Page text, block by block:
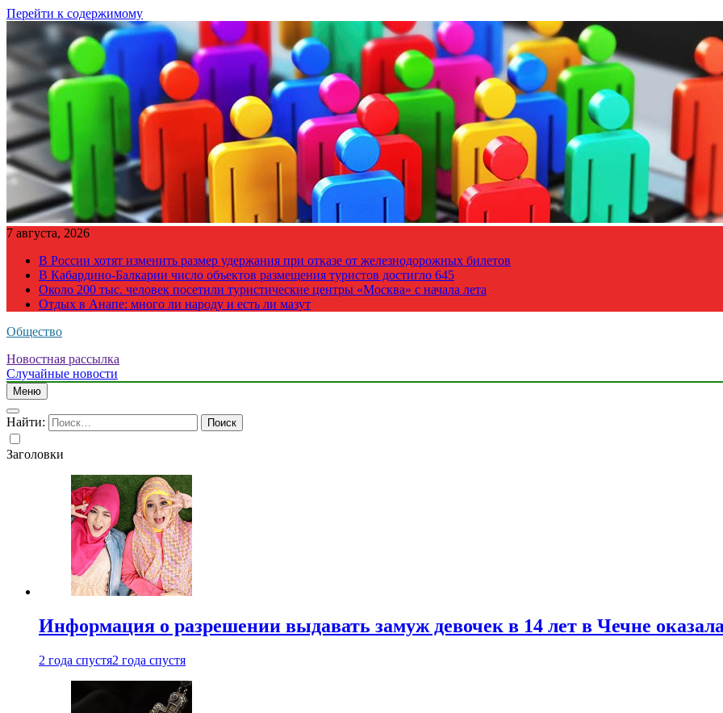
Перейти к содержимому
7 августа, 2026
В России хотят изменить размер удержания при отказе от железнодорожных билетов
В Кабардино-Балкарии число объектов размещения туристов достигло 645
Около 200 тыс. человек посетили туристические центры «Москва» с начала лета
Отдых в Анапе: много ли народу и есть ли мазут
Общество
Новостная рассылка
Случайные новости
Меню
Найти:
Заголовки
Информация о разрешении выдавать замуж девочек в 14 лет в Чечне
2 года спустя2 года спустя